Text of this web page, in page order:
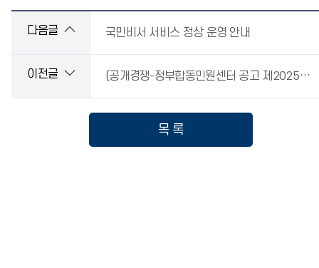
다음글 국민비서 서비스 정상 운영 안내
이전글 (공개경쟁-정부합동민원센터 공고 제2025-9호)정부민원안내콜센터 일반상담사(주간) 채용 공고
목 록